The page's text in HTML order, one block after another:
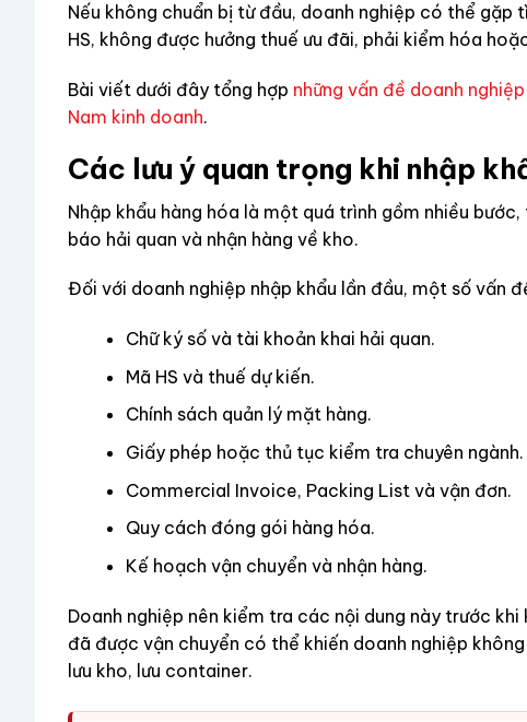
Nếu không chuẩn bị từ đầu, doanh nghiệp có thể gặp
HS, không được hưởng thuế ưu đãi, phải kiểm hóa
Bài viết dưới đây tổng hợp những vấn đề doanh
Nam kinh doanh.
Các lưu ý quan trọng khi nhập
Nhập khẩu hàng hóa là một quá trình gồm nhiều
báo hải quan và nhận hàng về kho.
Đối với doanh nghiệp nhập khẩu lần đầu, một số vấn
Chữ ký số và tài khoản khai hải quan.
Mã HS và thuế dự kiến.
Chính sách quản lý mặt hàng.
Giấy phép hoặc thủ tục kiểm tra chuyên ngành.
Commercial Invoice, Packing List và vận đơn.
Quy cách đóng gói hàng hóa.
Kế hoạch vận chuyển và nhận hàng.
Doanh nghiệp nên kiểm tra các nội dung này trước
đã được vận chuyển có thể khiến doanh nghiệp
lưu kho, lưu container.